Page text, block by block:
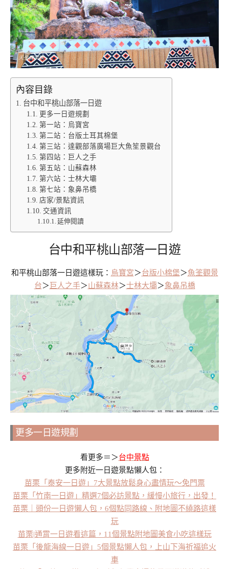
內容目錄
台中和平桃山部落一日遊
更多一日遊規劃
第一站：烏寶宮
第二站：台版土耳其棉堡
第三站：達觀部落廣場巨大魚笙景觀台
第四站：巨人之手
第五站：山蘇森林
第六站：士林大壩
第七站：象鼻吊橋
店家/景點資訊
交通資訊
延伸閱讀
台中和平桃山部落一日遊
和平桃山部落一日遊這樣玩： 烏寶宮＞台版小棉堡＞魚筌觀景
台＞ 巨人之手＞山蘇森林＞士林大壩＞象鼻吊橋
更多一日遊規劃
看更多＝＞台中景點
更多附近一日遊景點懶人包：
苗栗「泰安一日遊」7大景點放鬆身心盡情玩～免門票
苗栗「竹南一日遊」精選7個必訪景點，緩慢小旅行，出發！
苗栗｜頭份一日遊懶人包，6個點同路線、附地圖不繞路這樣
玩
苗栗|通霄一日遊看這篇，11個景點附地圖美食小吃這樣玩
苗栗「後龍海線一日遊」5個景點懶人包，上山下海祈福追火
車